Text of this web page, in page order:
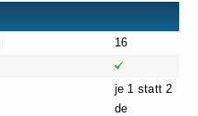
16
je 1 statt 2
de